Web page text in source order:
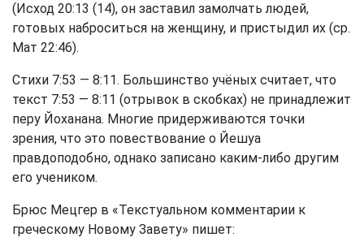
(Исход 20:13 (14), он заставил замолчать людей,
готовых наброситься на женщину, и пристыдил их (ср.
Мат 22:46).
Стихи 7:53 — 8:11. Большинство учёных считает, что
текст 7:53 — 8:11 (отрывок в скобках) не принадлежит
перу Йоханана. Многие придерживаются точки
зрения, что это повествование о Йешуа
правдоподобно, однако записано каким-либо другим
его учеником.
Брюс Мецгер в «Текстуальном комментарии к
греческому Новому Завету» пишет: